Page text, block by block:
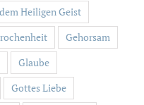
Heiligen Geist
Gehorsam
Glaube
Gottes Liebe